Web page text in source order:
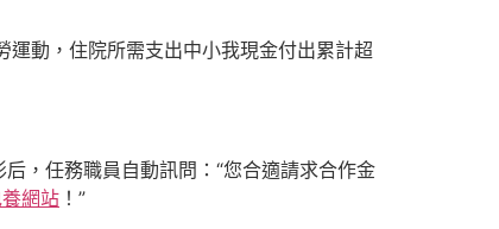
動，住院所需支出中小我現金付出累計超
，任務職員自動訊問：“您合適請求合作金
網站 ！”